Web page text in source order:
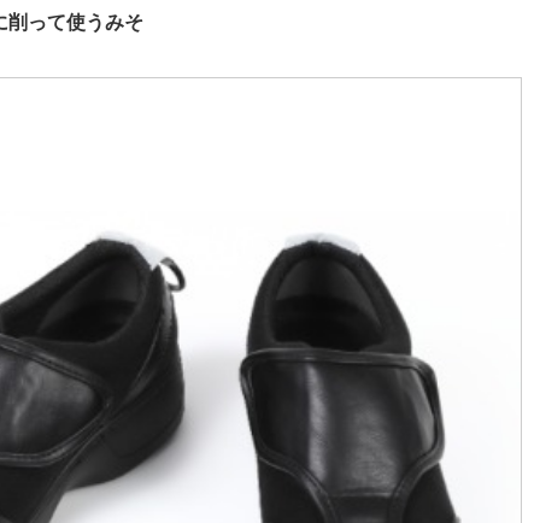
削って使うみそ